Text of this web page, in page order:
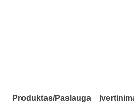
Produktas/Paslauga